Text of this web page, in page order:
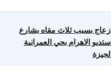
ازعاج بسبب ثلاث مقاه بشارع
استديو الاهرام بحي العمرانية
الجيزة